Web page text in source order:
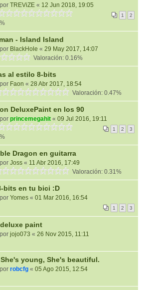
TREViZE « 12 Jun 2018, 19:05
1 2
- Island Island
BlackHole « 29 May 2017, 14:07
Valoración: 0.16%
al estilo 8-bits
Faon « 28 Abr 2017, 18:54
Valoración: 0.47%
DeluxePaint en los 90
princemegahit « 09 Jul 2016, 19:11
1 2 3
Dragon en guitarra
Joss « 11 Abr 2016, 17:49
Valoración: 0.31%
bits en tu bici :D
Yomes « 01 Mar 2016, 16:54
1 2 3
paint
jojo073 « 26 Nov 2015, 11:11
young, She's beautiful.
robcfg « 05 Ago 2015, 12:54